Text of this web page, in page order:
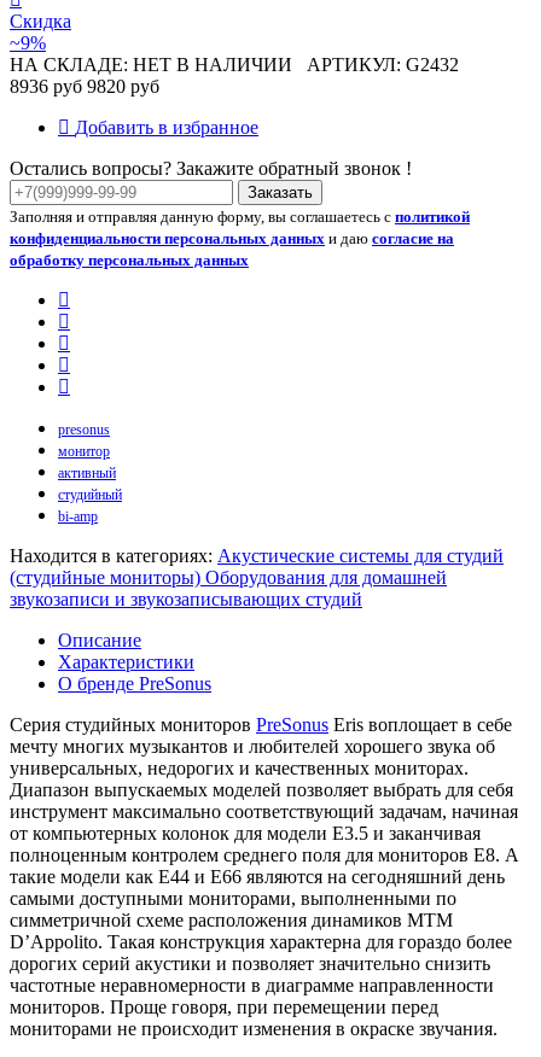
Скидка
~9%
НА СКЛАДЕ: НЕТ В НАЛИЧИИ АРТИКУЛ: G2432
8936 руб 9820 руб
Добавить в избранное
Остались вопросы? Закажите обратный звонок !
Заказать
Заполняя и отправляя данную форму, вы соглашаетесь с политикой
конфиденциальности персональных данных и даю согласие на
обработку персональных данных
presonus
монитор
активный
студийный
bi-amp
Находится в категориях: Акустические системы для студий
(студийные мониторы) Оборудования для домашней
звукозаписи и звукозаписывающих студий
Описание
Характеристики
О бренде PreSonus
Серия студийных мониторов PreSonus Eris воплощает в себе
мечту многих музыкантов и любителей хорошего звука об
универсальных, недорогих и качественных мониторах.
Диапазон выпускаемых моделей позволяет выбрать для себя
инструмент максимально соответствующий задачам, начиная
от компьютерных колонок для модели E3.5 и заканчивая
полноценным контролем среднего поля для мониторов E8. А
такие модели как E44 и E66 являются на сегодняшний день
самыми доступными мониторами, выполненными по
симметричной схеме расположения динамиков MTM
D’Appolito. Такая конструкция характерна для гораздо более
дорогих серий акустики и позволяет значительно снизить
частотные неравномерности в диаграмме направленности
мониторов. Проще говоря, при перемещении перед
мониторами не происходит изменения в окраске звучания.